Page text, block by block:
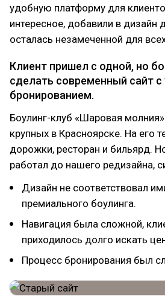
удобную платформу для
интересное, добавили в дизайн
осталась незамеченной для
Клиент пришел с одной, но
сделать современный сайт
бронированием.
Боулинг-клуб «Шаровая
крупных в Красноярске. На его
дорожки, ресторан и бильярд.
работал до нашего редизайна,
Дизайн не соответствовал
премиального боулинга.
Навигация была сложной,
приходилось долго искать
Процесс бронирования был